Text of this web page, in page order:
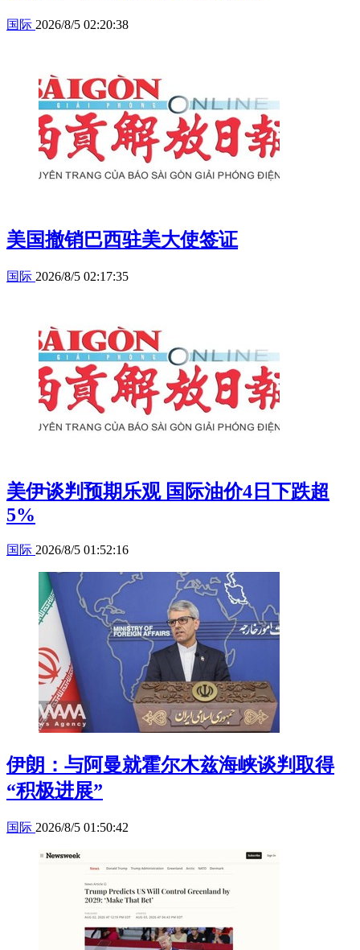
国际 2026/8/5 02:20:38
美国撤销巴西驻美大使签证
国际 2026/8/5 02:17:35
美伊谈判预期乐观 国际油价4日下跌超
5%
国际 2026/8/5 01:52:16
伊朗：与阿曼就霍尔木兹海峡谈判取得
“积极进展”
国际 2026/8/5 01:50:42